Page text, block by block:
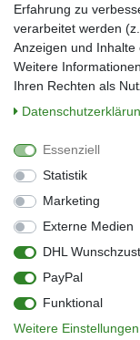
E-Mail*
Sie können den Newsletter
** gilt für Lieferungen
entnehmen Sie bitte der
Widerrufs­recht
Kontakt
Zahlung & Versand
Vertrag widerrufen
Erfahrung zu
verarbeitet werden
Anzeigen und Inhalte
Weitere
Ihren Rechten als
Essenziell
Statistik
Marketing
Externe Medien
DHL
PayPal
Funktional
Weitere Einstellungen